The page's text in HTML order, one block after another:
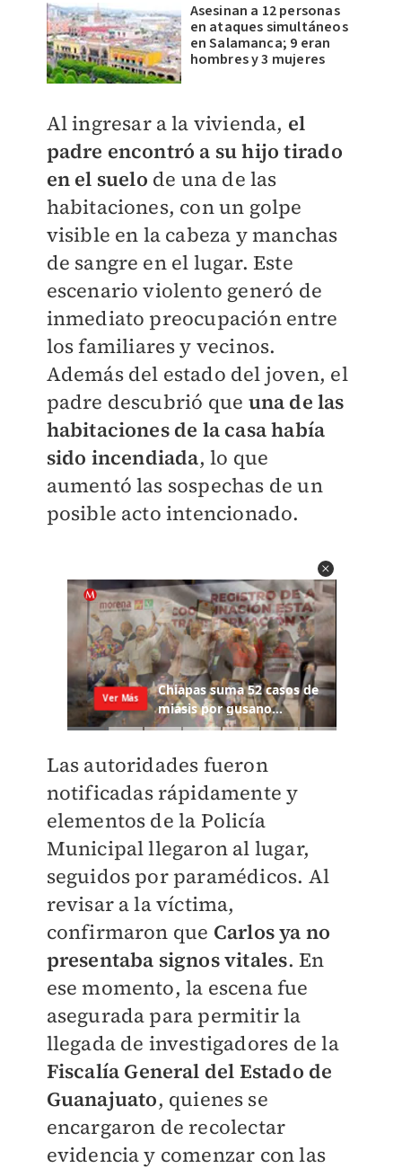
Asesinan a 12 personas
en ataques simultáneos
en Salamanca; 9 eran
hombres y 3 mujeres
Al ingresar a la vivienda, el
padre encontró a su hijo tirado
en el suelo de una de las
habitaciones, con un golpe
visible en la cabeza y manchas
de sangre en el lugar. Este
escenario violento generó de
inmediato preocupación entre
los familiares y vecinos.
Además del estado del joven, el
padre descubrió que una de las
habitaciones de la casa había
sido incendiada, lo que
aumentó las sospechas de un
posible acto intencionado.
Las autoridades fueron
notificadas rápidamente y
elementos de la Policía
Municipal llegaron al lugar,
seguidos por paramédicos. Al
revisar a la víctima,
confirmaron que Carlos ya no
presentaba signos vitales. En
ese momento, la escena fue
asegurada para permitir la
llegada de investigadores de la
Fiscalía General del Estado de
Guanajuato, quienes se
encargaron de recolectar
evidencia y comenzar con las